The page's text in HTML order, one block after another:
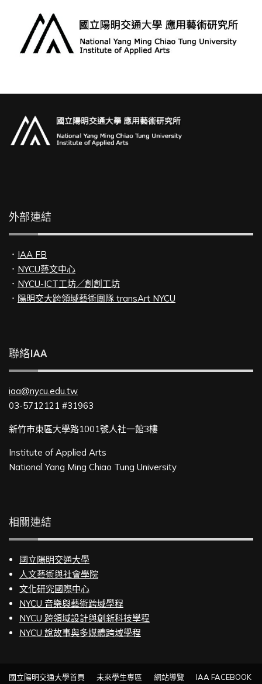
外部連結
． IAA FB
． NYCU藝文中心
． NYCU-ICT工坊／創創工坊
． 陽明交大跨領域藝術團隊 transArt NYCU
聯絡IAA
iaa@nycu.edu.tw
03-5712121 #31963
新竹市東區大學路1001號人社一館3樓
Institute of Applied Arts
National Yang Ming Chiao Tung University
相關連結
國立陽明交通大學
人文藝術與社會學院
文化研究國際中心
NYCU 音樂與藝術跨域學程
NYCU 跨領域設計與創新科技學程
NYCU 說故事與多媒體跨域學程
國立陽明交通大學首頁 未來學生專區 網站導覽 IAA FACEBOOK